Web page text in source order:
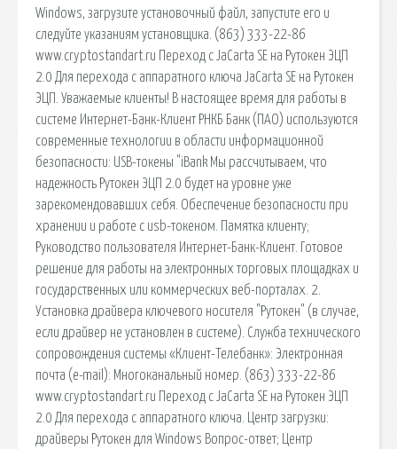
Windows, загрузите установочный файл, запустите его и
следуйте указаниям установщика. (863) 333-22-86
www.cryptostandart.ru Переход с JaCarta SE на Рутокен ЭЦП
2.0 Для перехода с аппаратного ключа JaCarta SE на Рутокен
ЭЦП. Уважаемые клиенты! В настоящее время для работы в
системе Интернет-Банк-Клиент РНКБ Банк (ПАО) используются
современные технологии в области информационной
безопасности: USB-токены "iBank Мы рассчитываем, что
надежность Рутокен ЭЦП 2.0 будет на уровне уже
зарекомендовавших себя. Обеспечение безопасности при
хранении и работе с usb-токеном. Памятка клиенту;
Руководство пользователя Интернет-Банк-Клиент. Готовое
решение для работы на электронных торговых площадках и
государственных или коммерческих веб-порталах. 2.
Установка драйвера ключевого носителя "Рутокен" (в случае,
если драйвер не установлен в системе). Служба технического
сопровождения системы «Клиент-Телебанк»: Электронная
почта (e-mail): Многоканальный номер. (863) 333-22-86
www.cryptostandart.ru Переход с JaCarta SE на Рутокен ЭЦП
2.0 Для перехода с аппаратного ключа. Центр загрузки:
драйверы Рутокен для Windows Вопрос-ответ; Центр